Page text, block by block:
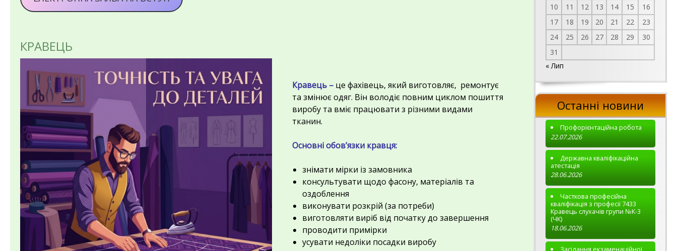
КРАВЕЦЬ
Кравець – це фахівець, який виготовляє, ремонтує
та змінює одяг. Він володіє повним циклом пошиття
виробу та вміє працювати з різними видами
тканин.
Основні обов’язки кравця:
знімати мірки із замовника
консультувати щодо фасону, матеріалів та
оздоблення
виконувати розкрій (за потреби)
виготовляти виріб від початку до завершення
проводити примірки
усувати недоліки посадки виробу
10
11 12 13 14 15
16
17
18 19 20 21 22
23
24
25 26 27 28 29
30
31
« Лип
Останні новини
Профорієнтаційна робота
22.07.2026
Державна кваліфікаційна
атестація
28.06.2026
Часткова професійна
кваліфікація з професії 7433
Кравець слухачів групи №К-3
(ЧК)
18.06.2026
Засідання екзаменаційної